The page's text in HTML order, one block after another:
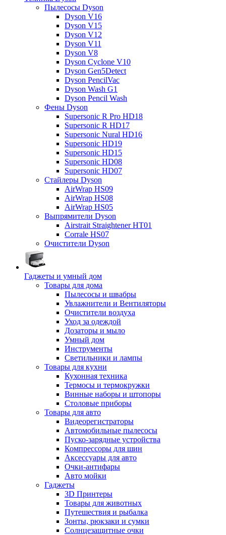
Пылесосы Dyson
Dyson V16
Dyson V15
Dyson V12
Dyson V11
Dyson V8
Dyson Cyclone V10
Dyson Gen5Detect
Dyson PencilVac
Dyson Wash G1
Dyson Pencil Wash
Фены Dyson
Supersonic R Pro HD18
Supersonic R HD17
Supersonic Nural HD16
Supersonic HD19
Supersonic HD15
Supersonic HD08
Supersonic HD07
Стайлеры Dyson
AirWrap HS09
AirWrap HS08
AirWrap HS05
Выпрямители Dyson
Airstrait Straightener HT01
Corrale HS07
Очистители Dyson
Гаджеты и умный дом
Товары для дома
Пылесосы и швабры
Увлажнители и Вентиляторы
Очистители воздуха
Уход за одеждой
Дозаторы и мыло
Умный дом
Инструменты
Светильники и лампы
Товары для кухни
Кухонная техника
Термосы и термокружки
Винные наборы и штопоры
Столовые приборы
Товары для авто
Видеорегистраторы
Автомобильные пылесосы
Пуско-зарядные устройства
Компрессоры для шин
Аксессуары для авто
Очки-антифары
Авто мойки
Гаджеты
3D Принтеры
Товары для животных
Путешествия и рыбалка
Зонты, рюкзаки и сумки
Солнцезащитные очки